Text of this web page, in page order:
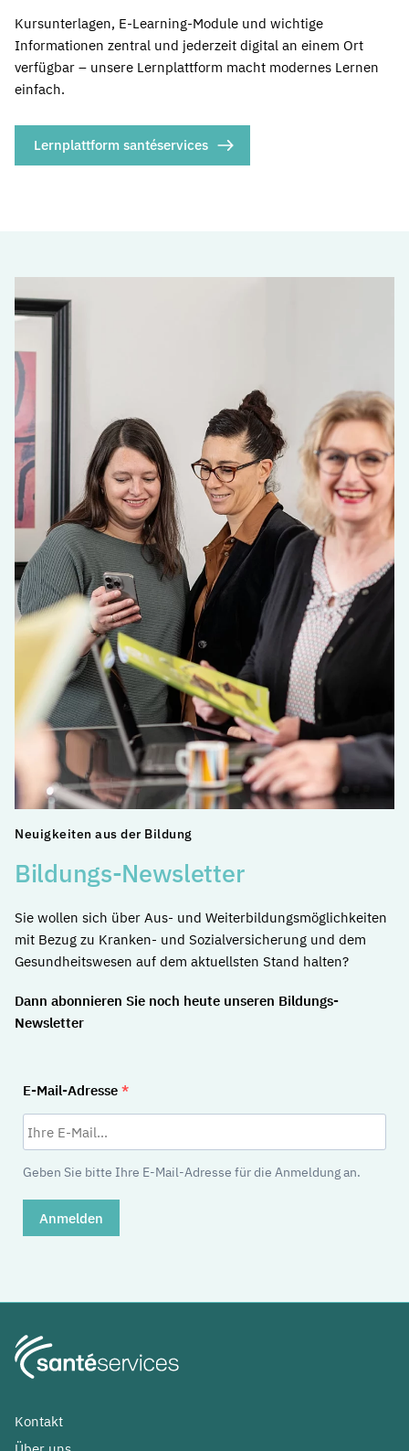
Kursunterlagen, E-Learning-Module und wichtige
Informationen zentral und jederzeit digital an einem Ort
verfügbar – unsere Lernplattform macht modernes Lernen
einfach.
Lernplattform santéservices
Neuigkeiten aus der Bildung
Bildungs-Newsletter
Sie wollen sich über Aus- und Weiterbildungsmöglichkeiten
mit Bezug zu Kranken- und Sozialversicherung und dem
Gesundheitswesen auf dem aktuellsten Stand halten?
Dann abonnieren Sie noch heute unseren Bildungs-
Newsletter
E-Mail-Adresse
Geben Sie bitte Ihre E-Mail-Adresse für die Anmeldung an.
Anmelden
Kontakt